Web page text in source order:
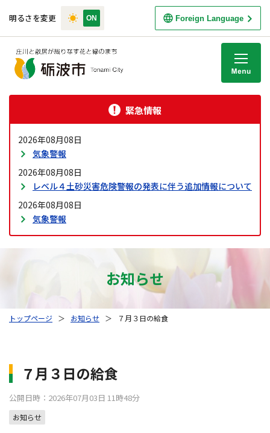
明るさを変更 Foreign Language
緊急情報
2026年08月08日
気象警報
2026年08月08日
レベル４土砂災害危険警報の発表に伴う追加情報について
2026年08月08日
気象警報
お知らせ
トップページ ＞ お知らせ ＞ ７月３日の給食
７月３日の給食
公開日時：2026年07月03日 11時48分
お知らせ